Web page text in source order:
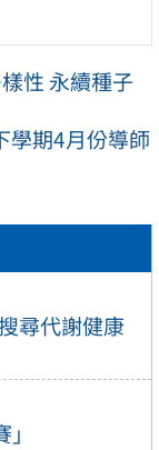
尋代謝健康
性 永續種子
學期4月份導師